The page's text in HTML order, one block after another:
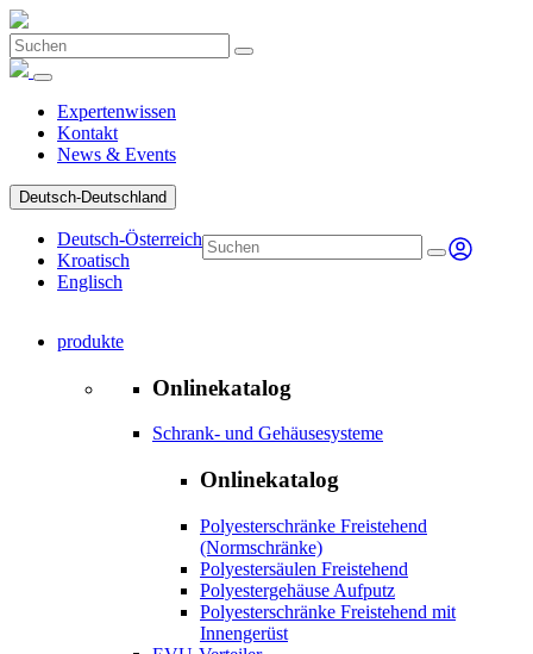
Expertenwissen
Kontakt
News & Events
Deutsch-Deutschland
Deutsch-Österreich
Kroatisch
Englisch
produkte
Onlinekatalog
Schrank- und Gehäusesysteme
Onlinekatalog
Polyesterschränke Freistehend
(Normschränke)
Polyestersäulen Freistehend
Polyestergehäuse Aufputz
Polyesterschränke Freistehend mit
Innengerüst